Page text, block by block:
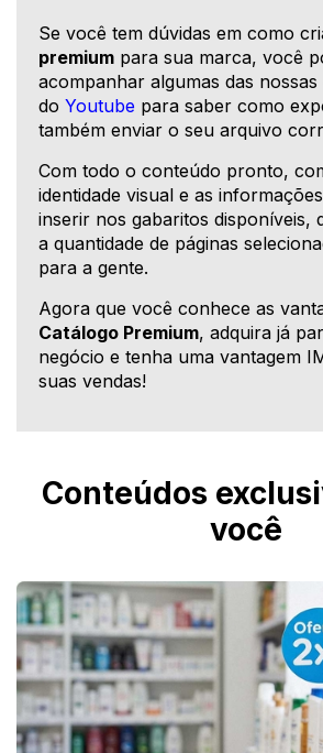
Se você tem dúvidas em como
premium para sua marca, você
acompanhar algumas das
do Youtube para saber como
também enviar o seu arquivo
Com todo o conteúdo pronto,
identidade visual e as
inserir nos gabaritos disponíveis,
a quantidade de páginas
para a gente.
Agora que você conhece as
Catálogo Premium, adquira já
negócio e tenha uma vantagem
suas vendas!
Conteúdos
você